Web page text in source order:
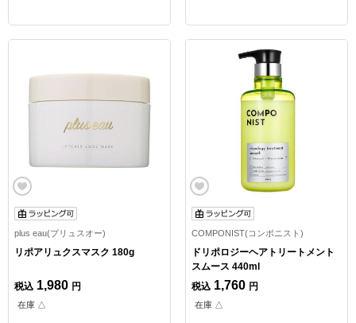
plus eau(プリュスオー)
リポアリュクスマスク 180g
税込 1,980 円
在庫 △
COMPONIST(コンポニスト)
ドリポロジーヘアトリートメント
スムース 440ml
税込 1,760 円
在庫 △